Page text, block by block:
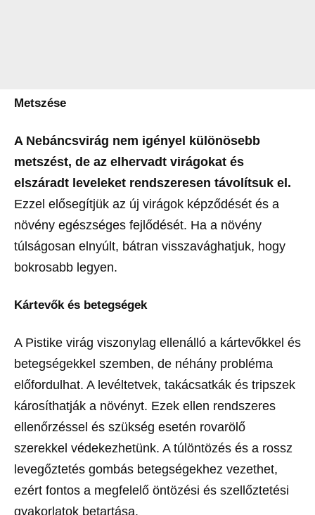
Metszése
A Nebáncsvirág nem igényel különösebb
metszést, de az elhervadt virágokat és
elszáradt leveleket rendszeresen távolítsuk el.
Ezzel elősegítjük az új virágok képződését és a
növény egészséges fejlődését. Ha a növény
túlságosan elnyúlt, bátran visszavághatjuk, hogy
bokrosabb legyen.
Kártevők és betegségek
A Pistike virág viszonylag ellenálló a kártevőkkel és
betegségekkel szemben, de néhány probléma
előfordulhat. A levéltetvek, takácsatkák és tripszek
károsíthatják a növényt. Ezek ellen rendszeres
ellenőrzéssel és szükség esetén rovarölő
szerekkel védekezhetünk. A túlöntözés és a rossz
levegőztetés gombás betegségekhez vezethet,
ezért fontos a megfelelő öntözési és szellőztetési
gyakorlatok betartása.